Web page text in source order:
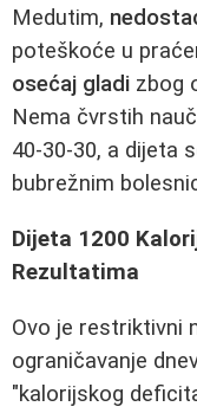
Medutim,
poteškoće u
osećaj gladi zbog
Nema čvrstih
40-30-30, a dijeta
bubrežnim
Dijeta 1200
Rezultatima
Ovo je restriktivni
ograničavanje
"kalorijskog